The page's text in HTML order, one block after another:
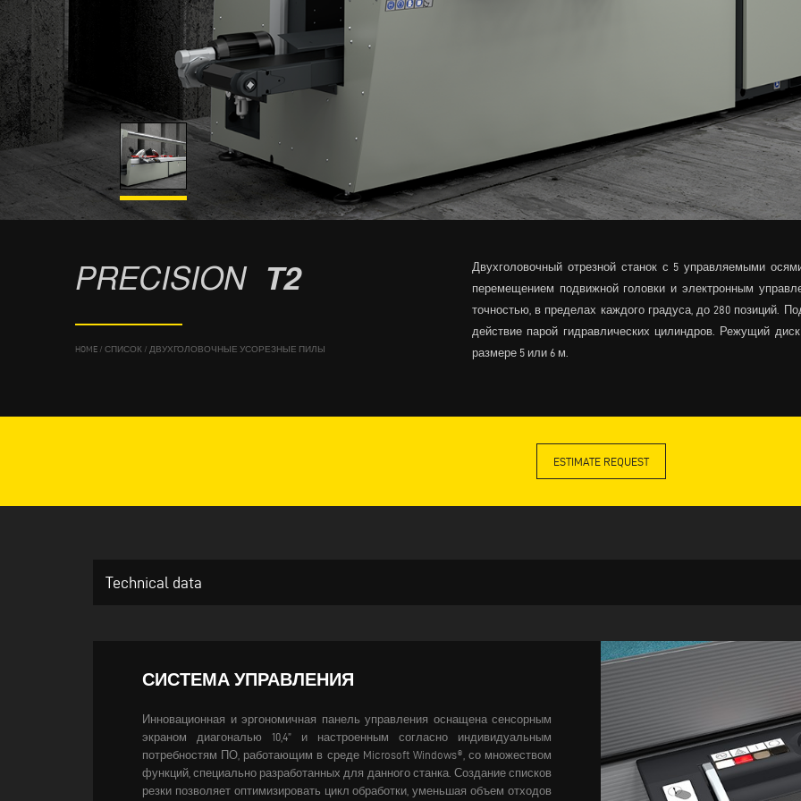
PRECISION T2
HOME/ СПИСОК/ ДВУХГОЛОВОЧНЫЕ УСОРЕЗНЫЕ ПИЛЫ
Двухголовочный отрезной станок с 5 управляемыми
перемещением подвижной головки и электронным
точностью, в пределах каждого градуса, до 280 позиций.
действие парой гидравлических цилиндров. Режущий
размере 5 или 6 м.
ESTIMATE REQUEST
Technical data
СИСТЕМА УПРАВЛЕНИЯ
Инновационная и эргономичная панель управления оснащена сенсорным
экраном диагональю 10,4” и настроенным согласно индивидуальным
потребностям ПО, работающим в среде Microsoft Windows®, со множеством
функций, специально разработанных для данного станка. Создание списков
резки позволяет оптимизировать цикл обработки, уменьшая объем отходов